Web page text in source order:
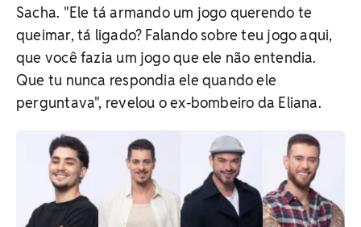
Sacha. "Ele tá armando um jogo querendo te
queimar, tá ligado? Falando sobre teu jogo aqui,
que você fazia um jogo que ele não entendia.
Que tu nunca respondia ele quando ele
perguntava", revelou o ex-bombeiro da Eliana.